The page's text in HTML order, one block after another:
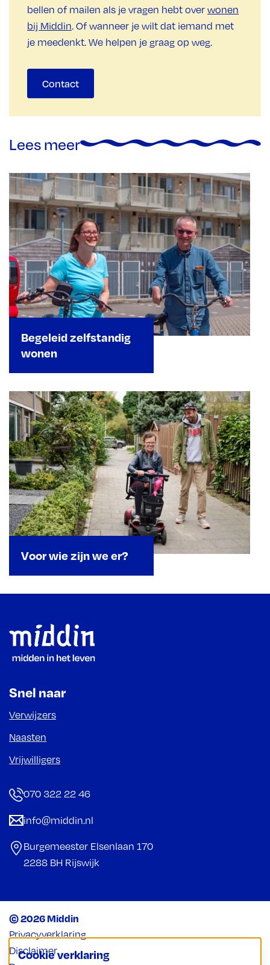
Cookie verklaring
bellen of mailen als je vragen hebt over wonen
bij Middin. Of wanneer je wilt dat iemand met
je meedenkt. We helpen je graag op weg.
Contact
Lees meer
Begeleid zelfstandig
wonen
Voor wie zijn we er?
Footer
Snel naar
Verwijzers
Naasten
Vrijwilligers
070 322 22 46
info@middin.nl
Burgemeester Elsenlaan 170
2288 BH Rijswijk
© 2026 Middin
Privacyverklaring
Disclaimer